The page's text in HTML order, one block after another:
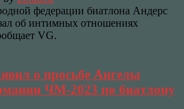
федерации биатлона Андерс
об интимных отношениях
VG.
о просьбе Ангелы
ЧМ-2023 по биатлону